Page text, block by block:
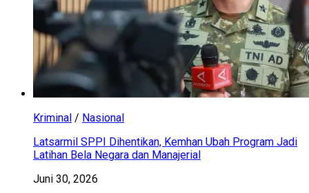
Kriminal / Nasional
Latsarmil SPPI Dihentikan, Kemhan Ubah Program Jadi
Latihan Bela Negara dan Manajerial
Juni 30, 2026